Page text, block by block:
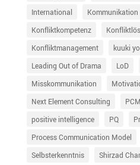
International
Kommunikation
Konfliktkompetenz
Konfliktmanagement
kuuki
Leading Out of Drama
LoD
Misskommunikation
Next Element Consulting
PCM
positive intelligence
PQ
Process Communication Model
Selbsterkenntnis
Shirzad